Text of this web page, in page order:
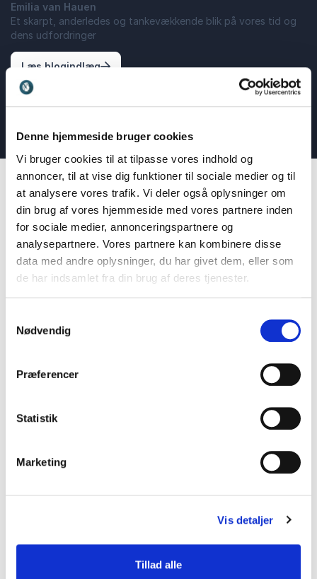
Denne hjemmeside bruger cookies
Vi bruger cookies til at tilpasse vores indhold og
annoncer, til at vise dig funktioner til sociale medier og til
at analysere vores trafik. Vi deler også oplysninger om
din brug af vores hjemmeside med vores partnere inden
for sociale medier, annonceringspartnere og
analysepartnere. Vores partnere kan kombinere disse
data med andre oplysninger, du har givet dem, eller som
de har indsamlet fra din brug af deres tjenester.
Nødvendig
Præferencer
Statistik
Marketing
Vis detaljer
Tillad alle
Emilia van Hauen
Et skarpt, anderledes og tankevækkende blik på vores tid og
dens udfordringer
Læs blogindlæg: Generationsledelse: fantasi eller fakta?
Læs alle blogindlæg
Hvad er
generationsledelse, og
Generationsledelse handler om at forstå og navigere i
forskellige generationer mødes på arbejdspladsen. I
dag arbejder op til fem generationer side om side–
med forskellige behov, holdninger og forventninger til
ledelse, fleksibilitet, kommunikation og arbejdsliv.
for organisationer, der ønsker at tiltrække, fastholde
erfaring.
Et foredrag om generationsledelse giver jer konkrete
styrke og opbygge en kultur med både retning,